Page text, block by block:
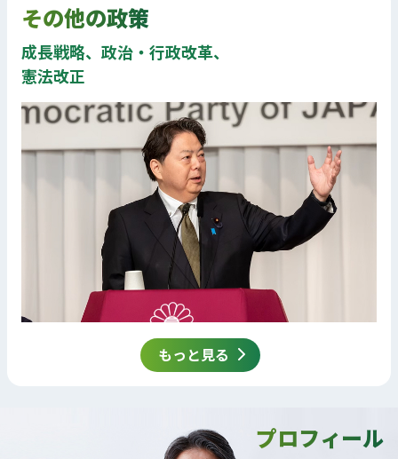
その他の政策
成長戦略、政治・行政改革、
憲法改正
もっと見る
プロフィール